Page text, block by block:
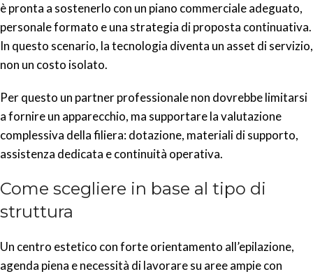
è pronta a sostenerlo con un piano commerciale adeguato,
personale formato e una strategia di proposta continuativa.
In questo scenario, la tecnologia diventa un asset di servizio,
non un costo isolato.
Per questo un partner professionale non dovrebbe limitarsi
a fornire un apparecchio, ma supportare la valutazione
complessiva della filiera: dotazione, materiali di supporto,
assistenza dedicata e continuità operativa.
Come scegliere in base al tipo di
struttura
Un centro estetico con forte orientamento all’epilazione,
agenda piena e necessità di lavorare su aree ampie con